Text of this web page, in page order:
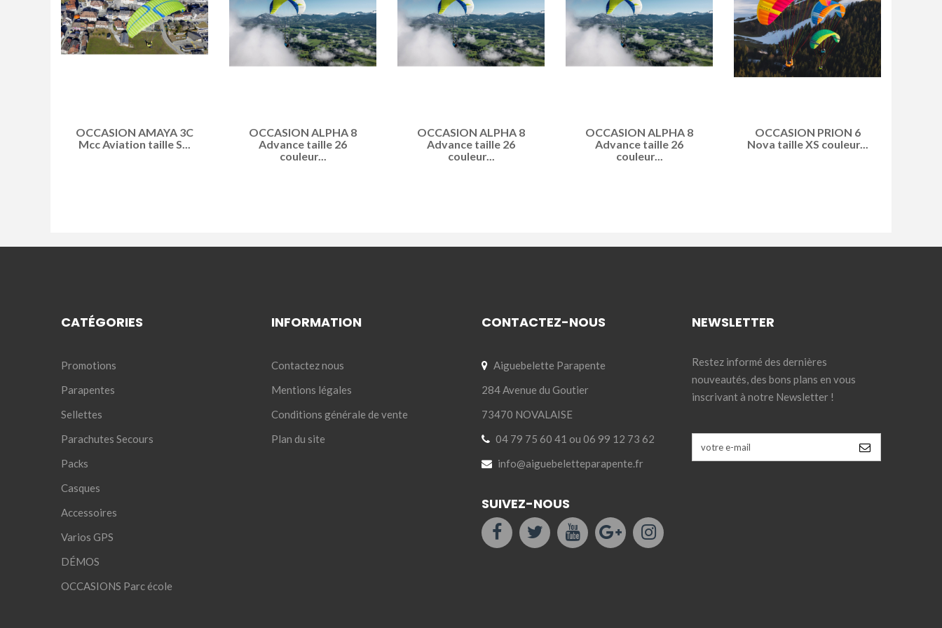
OCCASION AMAYA 3C
Mcc Aviation taille S...
OCCASION ALPHA 8
Advance taille 26
couleur...
OCCASION ALPHA 8
Advance taille 26
couleur...
OCCASION ALPHA 8
Advance taille 26
couleur...
OCCASION PRION 6
Nova taille XS couleur...
CATÉGORIES
Promotions
Parapentes
Sellettes
Parachutes Secours
Packs
Casques
Accessoires
Varios GPS
DÉMOS
OCCASIONS Parc école
INFORMATION
Contactez nous
Mentions légales
Conditions générale de vente
Plan du site
CONTACTEZ-NOUS
Aiguebelette Parapente
284 Avenue du Goutier
73470 NOVALAISE
04 79 75 60 41 ou 06 99 12 73 62
info@aiguebeletteparapente.fr
SUIVEZ-NOUS
NEWSLETTER
Restez informé des dernières
nouveautés, des bons plans en vous
inscrivant à notre Newsletter !